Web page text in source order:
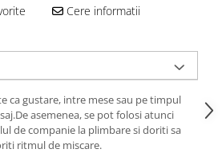
Cere informatii
ca gustare, intre mese sau pe timpul
asemenea, se pot folosi atunci
de companie la plimbare si doriti sa
ritmul de miscare.